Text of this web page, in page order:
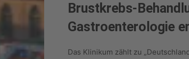
Brustkrebs-
Gastroenterologie
Das Klinikum zählt zu